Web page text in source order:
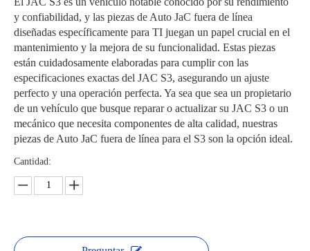
y confiabilidad, y las piezas de Auto JaC fuera de línea
diseñadas específicamente para TI juegan un papel crucial en el
mantenimiento y la mejora de su funcionalidad. Estas piezas
están cuidadosamente elaboradas para cumplir con las
especificaciones exactas del JAC S3, asegurando un ajuste
perfecto y una operación perfecta. Ya sea que sea un propietario
de un vehículo que busque reparar o actualizar su JAC S3 o un
mecánico que necesita componentes de alta calidad, nuestras
piezas de Auto JaC fuera de línea para el S3 son la opción ideal.
Cantidad: